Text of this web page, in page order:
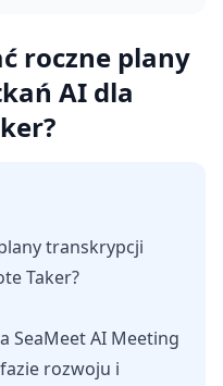
roczne plany
AI dla
transkrypcji
Taker?
SeaMeet AI Meeting
rozwoju i